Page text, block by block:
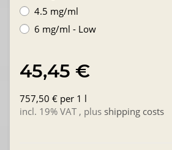
4.5 mg/ml
6 mg/ml - Low
45,45 €
757,50 € per 1 l
incl. 19% VAT , plus shipping costs